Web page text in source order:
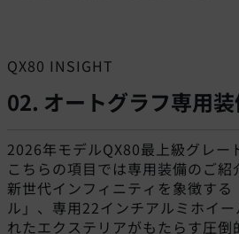
QX80 INSIGHT
02. オートグラフ専用
2026年モデルQX80最上級グレー
こちらの項目では専用装備のご紹
新世代インフィニティを象徴する
ル」、専用22インチアルミホイ
れたエクステリアがもたらす圧